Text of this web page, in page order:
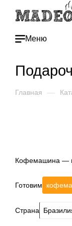
Меню
Главная —
Кофемашина —
Готовим
Страна